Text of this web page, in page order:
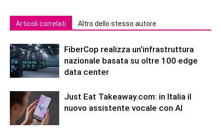
Articoli correlati Altro dello stesso autore
FiberCop realizza un’infrastruttura
nazionale basata su oltre 100 edge
data center
Just Eat Takeaway.com: in Italia il
nuovo assistente vocale con AI